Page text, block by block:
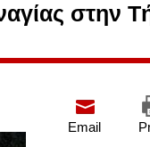
στην
Email